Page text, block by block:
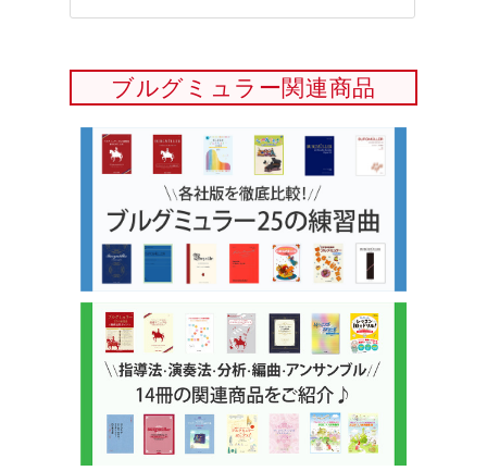
ブルグミュラー関連商品